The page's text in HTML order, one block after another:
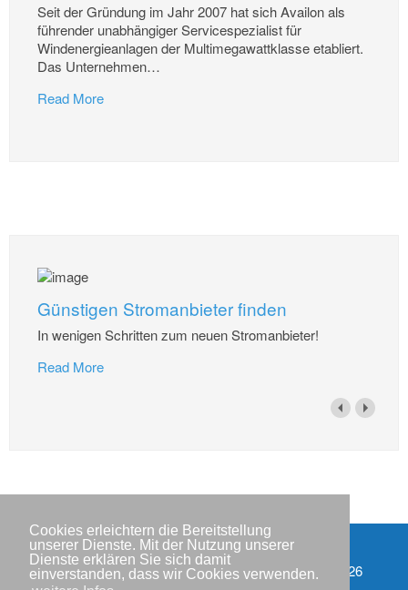
Cookies erleichtern die Bereitstellung
unserer Dienste. Mit der Nutzung unserer
Dienste erklären Sie sich damit
einverstanden, dass wir Cookies verwenden.
Seit der Gründung im Jahr 2007 hat sich Availon als
führender unabhängiger Servicespezialist für
Windenergieanlagen der Multimegawattklasse etabliert.
Das Unternehmen…
Read More
Günstigen Stromanbieter finden
In wenigen Schritten zum neuen Stromanbieter!
Read More
Impressum
Copyright © IWR 2026